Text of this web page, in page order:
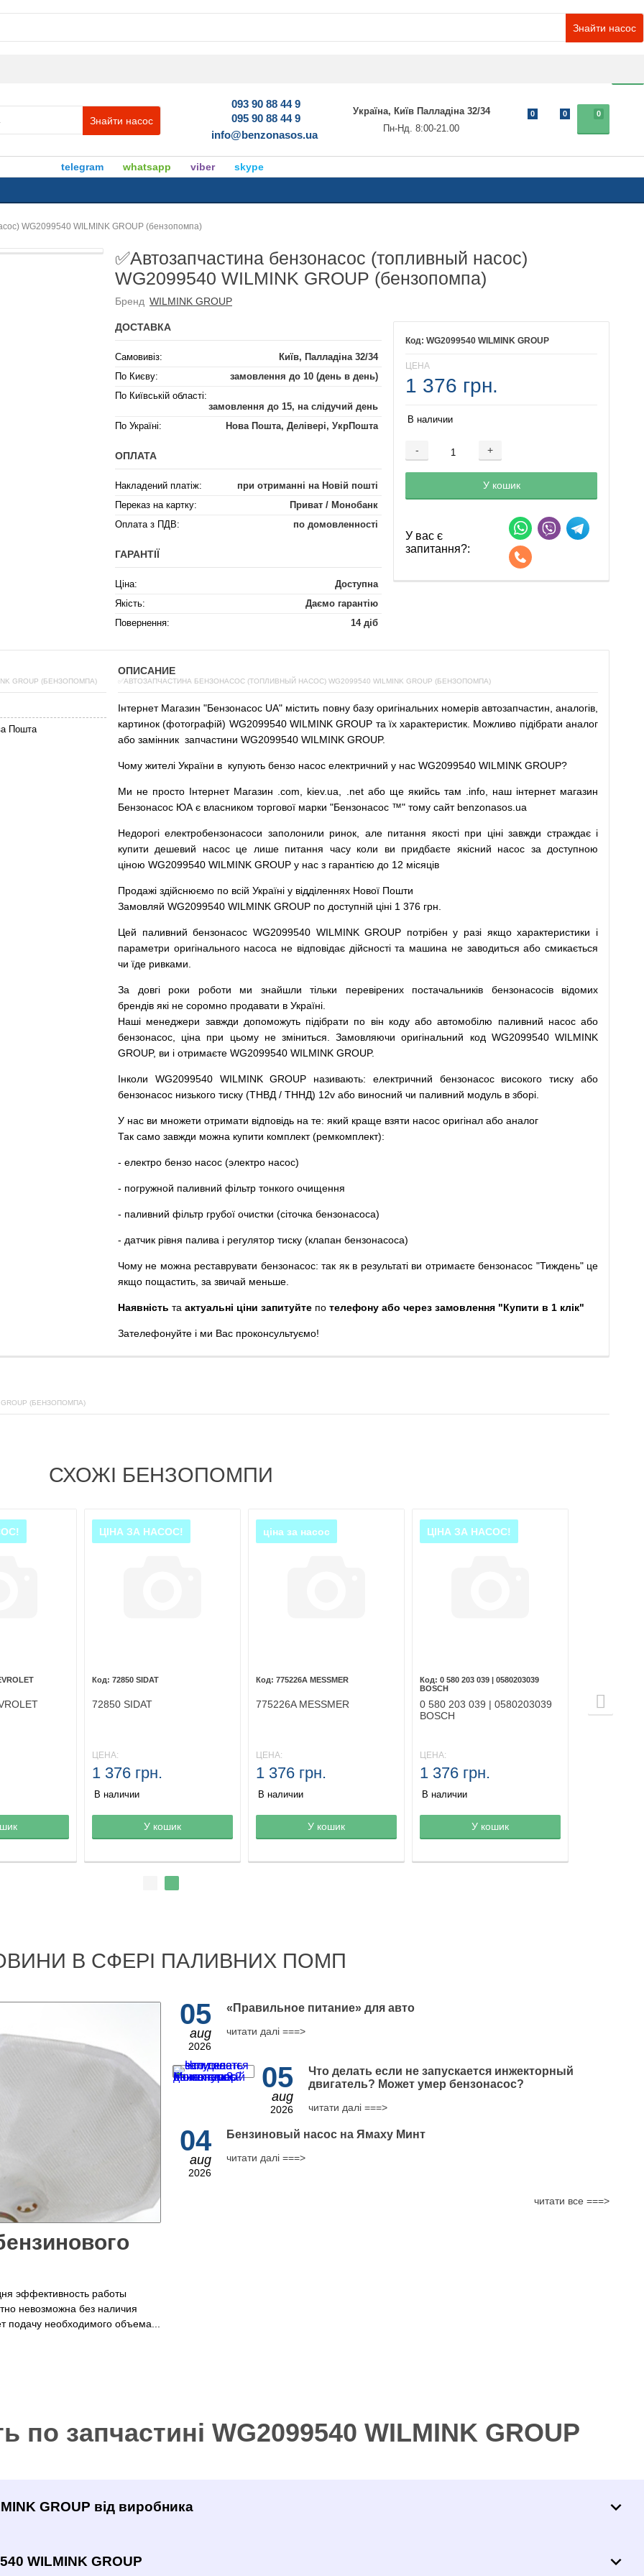
Знайти насос
Знайти насос
093 90 88 44 9
095 90 88 44 9
info@benzonasos.ua
Україна, Київ Палладіна 32/34
Пн-Нд. 8:00-21.00
0
0 0
telegram whatsapp viber
skype
WG2099540 WILMINK GROUP (бензопомпа)
✅Автозапчастина бензонасос (топливный насос)
WG2099540 WILMINK GROUP (бензопомпа)
Бренд WILMINK GROUP
WG2099540 WILMINK GROUP
ЦЕНА
1 376 грн.
В наличии
- +
Добавляется...
У кошик
Добавлен
У вас є
запитання?:
ДОСТАВКА
Самовивіз:
Київ, Палладіна 32/34
По Києву:
замовлення до 10 (день в день)
По Київській області:
замовлення до 15, на слідучий день
По Україні:
Нова Пошта, Делівері, УкрПошта
ОПЛАТА
Накладений платіж:
при отриманні на Новій пошті
Переказ на картку:
Приват / Монобанк
Оплата з ПДВ:
по домовленності
ГАРАНТІЇ
Ціна:
Доступна
Якість:
Даємо гарантію
Повернення:
14 діб
GROUP (БЕНЗОПОМПА)
Пошта
ОПИСАНИЕ
✅АВТОЗАПЧАСТИНА БЕНЗОНАСОС (ТОПЛИВНЫЙ НАСОС) WG2099540 WILMINK GROUP (БЕНЗОПОМПА)
Інтернет Магазин "Бензонасос UA" містить повну базу оригінальних номерів автозапчастин аналогів
картинок (фотографій) WG2099540 WILMINK GROUP та їх характеристик. Можливо підібрати аналог
або замінник запчастини WG2099540 WILMINK GROUP.
Чому жителі України в купують бензо насос електричний у нас WG2099540 WILMINK GROUP?
Ми не просто Інтернет Магазин .com kiev.ua .net або ще якийсь там .info, наш інтернет магазин
Бензонасос ЮА є власником торгової марки "Бензонасос ™" тому сайт benzonasos.ua
Недорогі електробензонасоси заполонили ринок але питання якості при ціні завжди страждає і
купити
дешевий насос це лише питання часу коли ви придбаєте якісний насос за доступною
ціною WG2099540 WILMINK GROUP у нас з гарантією до 12 місяців
Продажі здійснюємо по всій Україні у відділеннях Нової Пошти
Замовляй WG2099540 WILMINK GROUP по доступній ціні 1 376 грн.
Цей паливний бензонасос WG2099540 WILMINK GROUP потрібен у разі якщо характеристики
і
параметри оригінального насоса не відповідає дійсності та машина не заводиться або смикається
чи їде ривками
За довгі роки роботи ми знайшли тільки перевірених постачальників
бензонасосів відомих
брендів які не соромно продавати в Україні.
Наші менеджери завжди допоможуть підібрати по він коду або автомобілю паливний насос або
бензонасос
ціна при цьому не зміниться Замовляючи оригінальний код WG2099540 WILMINK
GROUP, ви і отримаєте WG2099540 WILMINK GROUP.
Інколи WG2099540 WILMINK GROUP називають: електричний бензонасос високого тиску
або
бензонасос низького тиску (ТНВД / ТННД) 12v або виносний чи паливний модуль в зборі
У нас ви множети отримати відповідь на те: який краще взяти насос оригінал або аналог
Так само завжди можна купити комплект (ремкомплект):
- електро бензо насос (электро насос)
- погружной паливний фільтр тонкого очищення
- паливний фільтр грубої очистки (сіточка бензонасоса)
- датчик рівня палива і регулятор тиску (клапан бензонасоса)
Чому не можна реставрувати бензонасос: так як в результаті ви отримаєте бензонасос "Тиждень" це
якщо пощастить, за звичай меньше.
Наявність та актуальні ціни запитуйте по телефону або через замовлення "Купити в 1 клік"
Зателефонуйте і ми Вас проконсультуємо!
(БЕНЗОПОМПА)
СХОЖІ БЕНЗОПОМПИ
Товар в корзине
ЦІНА ЗА НАСОС!
72850 SIDAT
72850 SIDAT
ЦЕНА:
1 376 грн.
В наличии
У кошик Товар в корзине
ціна за насос
775226A MESSMER
775226A MESSMER
ЦЕНА:
1 376 грн.
В наличии
У кошик Товар в корзине
ЦІНА ЗА НАСОС!
0 580 203 039 | 0580203039
BOSCH
0 580 203 039 | 0580203039
BOSCH
ЦЕНА:
1 376 грн.
В наличии
У кошик
В СФЕРІ ПАЛИВНИХ ПОМП
эффективность работы
невозможна без наличия
подачу необходимого объема...
05
aug
2026
​«Правильное питание» для авто
читати далі ===>
05
aug
2026
Что делать если не запускается инжекторный
двигатель? Может умер бензонасос?
читати далі ===>
04
aug
2026
Бензиновый насос на Ямаху Минт
читати далі ===>
читати все ===>
по запчастині WG2099540 WILMINK GROUP
GROUP від виробника
WILMINK GROUP